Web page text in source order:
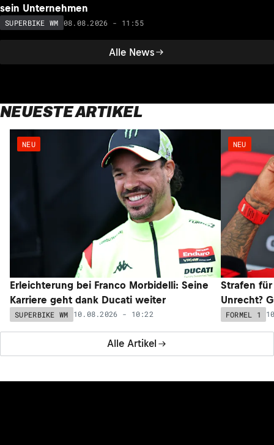
Alle News
sein Unternehmen
SUPERBIKE WM 08.08.2026 - 11:55
NEUESTE ARTIKEL
Alle Artikel
NEU
Erleichterung bei Franco Morbidelli: Seine
Karriere geht dank Ducati weiter
SUPERBIKE WM 10.08.2026 - 10:22
NEU
Strafen für
Unrecht?
FORMEL 1